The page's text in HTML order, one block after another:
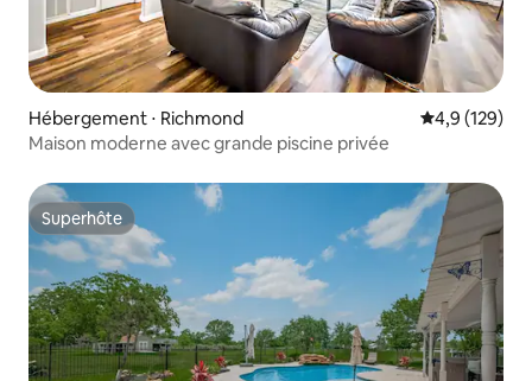
Hébergement ⋅ Richmond Évaluation
4,9 (129)
Maison moderne avec grande piscine privée
Superhôte
Superhôte